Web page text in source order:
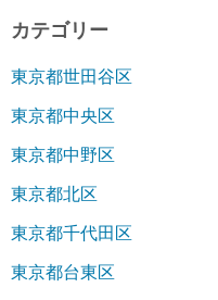
カテゴリー
東京都世田谷区
東京都中央区
東京都中野区
東京都北区
東京都千代田区
東京都台東区